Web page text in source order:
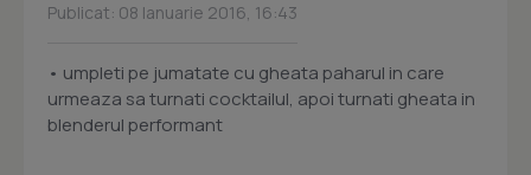
Publicat: 08 Ianuarie 2016, 16:43
• umpleti pe jumatate cu gheata paharul in care
urmeaza sa turnati cocktailul, apoi turnati gheata in
blenderul performant